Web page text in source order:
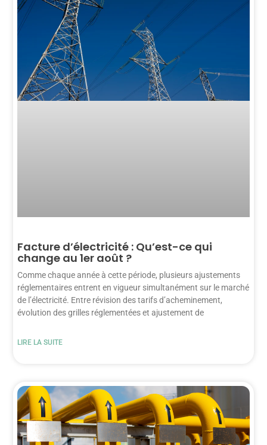
Facture d’électricité : Qu’est-ce qui
change au 1er août ?
Comme chaque année à cette période, plusieurs ajustements
réglementaires entrent en vigueur simultanément sur le marché
de l’électricité. Entre révision des tarifs d’acheminement,
évolution des grilles réglementées et ajustement de
LIRE LA SUITE